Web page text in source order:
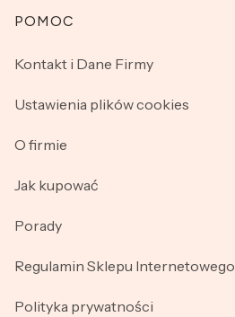
Linki w stopce
POMOC
Kontakt i Dane Firmy
Ustawienia plików cookies
O firmie
Jak kupować
Porady
Regulamin Sklepu Internetowego
Polityka prywatności